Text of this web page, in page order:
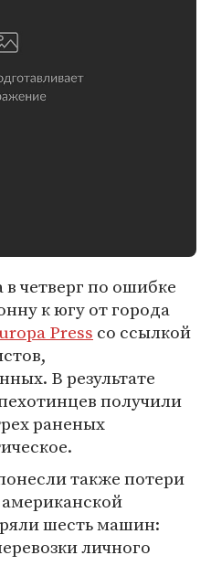
четверг по ошибке
к югу от города
Press со ссылкой
В результате
получили
раненых
также потери
шесть машин:
личного